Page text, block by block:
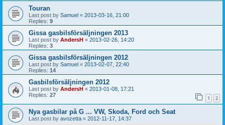
Touran
Last post by Samuel « 2013-03-16, 21:00
Replies: 9
Gissa gasbilsförsäljningen 2013
Last post by AndersH « 2013-02-26, 14:20
Replies: 3
Gissa gasbilsförsäljningen 2012
Last post by Samuel « 2013-02-07, 22:40
Replies: 14
Gasbilsförsäljningen 2012
Last post by AndersH « 2013-01-08, 17:21
Replies: 27 1 2
Nya gasbilar på G ... VW, Skoda, Ford och Seat
Last post by avozetta « 2012-11-17, 14:37